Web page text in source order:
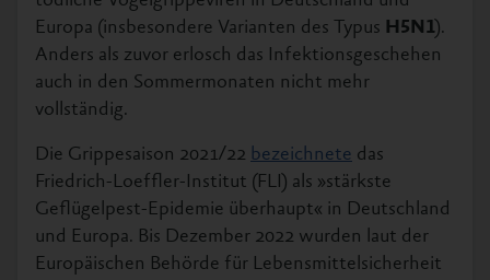
Europa (insbesondere Varianten des Typus H5N1).
Anders als zuvor erlosch das Infektionsgeschehen
auch in den Sommermonaten nicht mehr
vollständig.
Die Grippesaison 2021/22 bezeichnete das
Friedrich-Loeffler-Institut (FLI) als »stärkste
Geflügelpest-Epidemie überhaupt« in Deutschland
und Europa. Bis Dezember 2022 wurden laut der
Europäischen Behörde für Lebensmittelsicherheit